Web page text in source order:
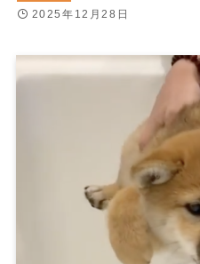
2025年12月28日